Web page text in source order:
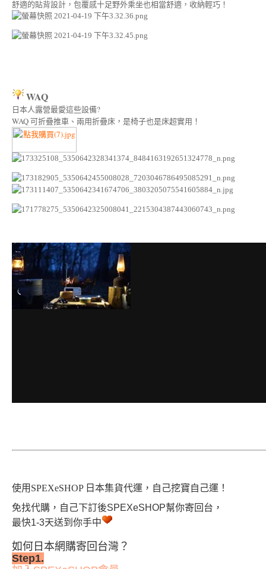
舒適的貼背設計，包覆感十足野外乘坐也相當舒適，收納輕巧！
WAQ
日本人露營最愛這些設備?
WAQ 可折疊推車、兩用折疊床，是椅子也是床超實用！
使用SPEXeSHOP 日本集貨代運，自己挖寶自己運！
免找代購，自己下訂後SPEXeSHOP幫你寄回台，
最快1-3天送到你手中
如何日本網購寄回台灣？
Step1.